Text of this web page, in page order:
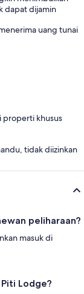
dapat dijamin
uang tunai
properti khusus
tidak diizinkan
peliharaan?
masuk di
Lodge?